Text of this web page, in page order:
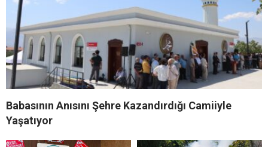
Babasının Anısını Şehre Kazandırdığı Camiiyle
Yaşatıyor